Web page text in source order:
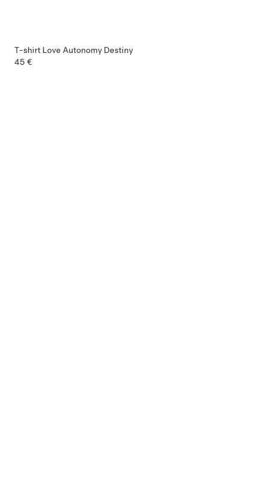
T-shirt Love Autonomy Destiny
45 €